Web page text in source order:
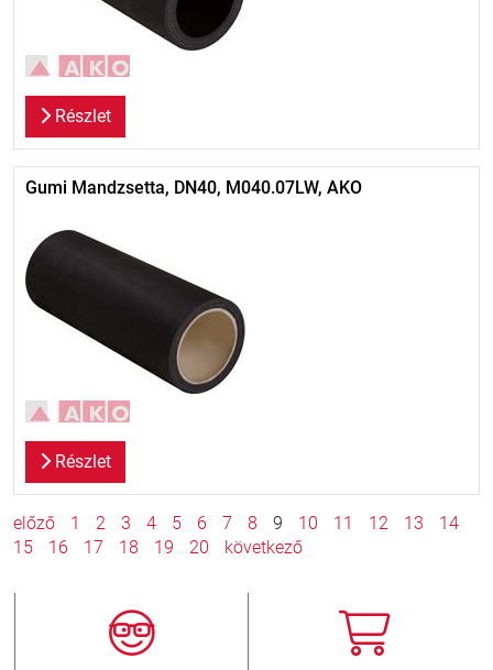
Részlet
Gumi Mandzsetta, DN40, M040.07LW, AKO
Részlet
előző 1 2 3 4 5 6 7 8 9 10 11 12 13
14
15
16 17 18 19 20 következő